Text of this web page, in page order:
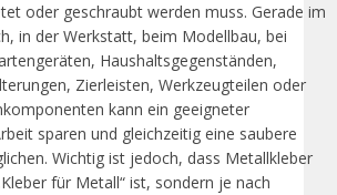
oder geschraubt werden muss. Gerade im
in der Werkstatt, beim Modellbau, bei
Haushaltsgegenständen,
Zierleisten, Werkzeugteilen oder
kann ein geeigneter
sparen und gleichzeitig eine saubere
Wichtig ist jedoch, dass Metallkleber
für Metall“ ist, sondern je nach